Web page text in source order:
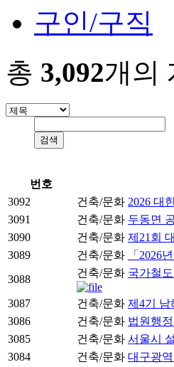
구인/구직
총 3,092개의
번호
3092
건축/문화 2026 대
3091
건축/문화 두동면
3090
건축/문화 제21회
3089
건축/문화
「2026
3088
건축/문화 국가철
3087 건축/문화 제4기 남
3086
건축/문화 법원행
3085
건축/문화 서울시
3084
건축/문화 대구광